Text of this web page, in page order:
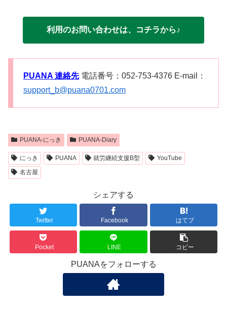
利用のお問い合わせは、コチラから♪
PUANA 連絡先電話番号：052-753-4376 E-mail：
support_b@puana0701.com
PUANA-にっき PUANA-Diary
にっき PUANA 就労継続支援B型
YouTube
名古屋
シェアする
Twitter Facebook はてブ
Pocket LINE コピー
PUANAをフォローする